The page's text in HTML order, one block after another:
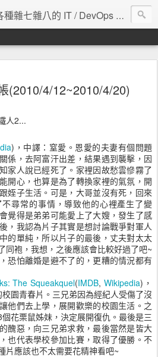
雜七雜八的 IT / DevOps 工具 / 程式設計 / 雲端服務分享。
(2010/4/12~2010/4/20)
人2...
)，中譯：窒愛。恩愛的夫妻有個問題
係，去阿富汗出差，結果遇到襲擊，因
家人說已經死了。家裡因故愁雲慘霧了
開心，也算是為了轉換家裡的氣氛，開
姪子生活。可是，大哥並沒有死，回來
尋常的事情，導致他的心裡產生了變
覺得是弟弟可能愛上了大嫂，發生了感
，我認為片子其實是想討論戰爭對軍人
的單純，所以片子的最後，丈夫對太太
同袍，我想，之後應該會比較好過了吧~
恐怕離婚是避不了的，更糟的情況都有
The Squeakquel(IMDB,Wikipedia)，
園青春片。三兄弟因為經紀人受傷了沒
他們去上學，展開歡樂的校園生活。之
花栗鼠姊妹，決定展開復仇。最後是三
醜惡，向三兄弟求救，最後當然是皆大
也代表學校參加比賽，取得了優勝。不
片應該也不太需要花精神看吧~